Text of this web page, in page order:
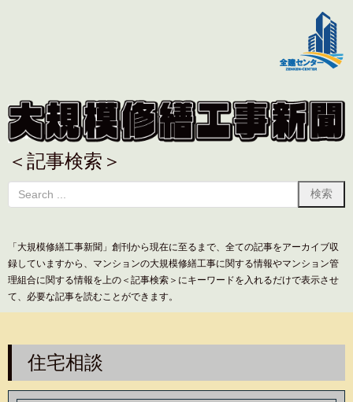
＜記事検索＞
「大規模修繕工事新聞」創刊から現在に至るまで、全ての記事をアーカイブ収
録していますから、マンションの大規模修繕工事に関する情報やマンション管
理組合に関する情報を上の＜記事検索＞にキーワードを入れるだけで表示させ
て、必要な記事を読むことができます。
住宅相談